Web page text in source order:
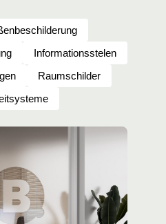
Informationsstelen
Raumschilder